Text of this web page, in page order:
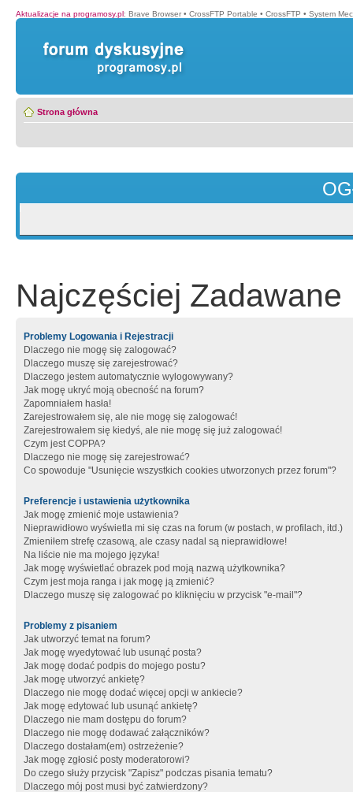
Aktualizacje na programosy.pl: Brave Browser • CrossFTP Portable • CrossFTP • System
Strona główna
Najczęściej Zadawane
Problemy Logowania i Rejestracji
Dlaczego nie mogę się zalogować?
Dlaczego muszę się zarejestrować?
Dlaczego jestem automatycznie wylogowywany?
Jak mogę ukryć moją obecność na forum?
Zapomniałem hasła!
Zarejestrowałem się, ale nie mogę się zalogować!
Zarejestrowałem się kiedyś, ale nie mogę się już zalogować!
Czym jest COPPA?
Dlaczego nie mogę się zarejestrować?
Co spowoduje "Usunięcie wszystkich cookies utworzonych przez forum"?
Preferencje i ustawienia użytkownika
Jak mogę zmienić moje ustawienia?
Nieprawidłowo wyświetla mi się czas na forum (w postach, w profilach, itd.)
Zmieniłem strefę czasową, ale czasy nadal są nieprawidłowe!
Na liście nie ma mojego języka!
Jak mogę wyświetlać obrazek pod moją nazwą użytkownika?
Czym jest moja ranga i jak mogę ją zmienić?
Dlaczego muszę się zalogować po kliknięciu w przycisk "e-mail"?
Problemy z pisaniem
Jak utworzyć temat na forum?
Jak mogę wyedytować lub usunąć posta?
Jak mogę dodać podpis do mojego postu?
Jak mogę utworzyć ankietę?
Dlaczego nie mogę dodać więcej opcji w ankiecie?
Jak mogę edytować lub usunąć ankietę?
Dlaczego nie mam dostępu do forum?
Dlaczego nie mogę dodawać załączników?
Dlaczego dostałam(em) ostrzeżenie?
Jak mogę zgłosić posty moderatorowi?
Do czego służy przycisk "Zapisz" podczas pisania tematu?
Dlaczego mój post musi być zatwierdzony?